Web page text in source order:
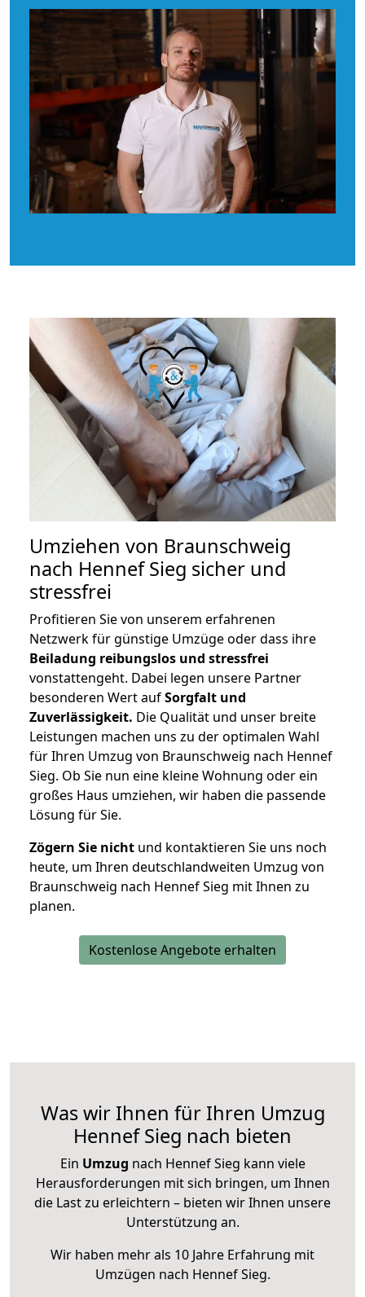
Umziehen von Braunschweig
nach Hennef Sieg sicher und
stressfrei
Profitieren Sie von unserem erfahrenen
Netzwerk für günstige Umzüge oder dass ihre
Beiladung reibungslos und stressfrei
vonstattengeht. Dabei legen unsere Partner
besonderen Wert aufSorgfalt und
Zuverlässigkeit. Die Qualität und unser breite
Leistungen machen uns zu der optimalen Wahl
für Ihren Umzug von Braunschweig nach Hennef
Sieg. Ob Sie nun eine kleine Wohnung oder ein
großes Haus umziehen, wir haben die passende
Lösung für Sie.
Zögern Sie nicht und kontaktieren Sie uns noch
heute, um Ihren deutschlandweiten Umzug von
Braunschweig nach Hennef Sieg mit Ihnen zu
planen.
Kostenlose Angebote erhalten
Was wir Ihnen für Ihren Umzug
Hennef Sieg nach bieten
Ein Umzug nach Hennef Sieg kann viele
Herausforderungen mit sich bringen, um Ihnen
die Last zu erleichtern – bieten wir Ihnen unsere
Unterstützung an.
Wir haben mehr als 10 Jahre Erfahrung mit
Umzügen nach Hennef Sieg.